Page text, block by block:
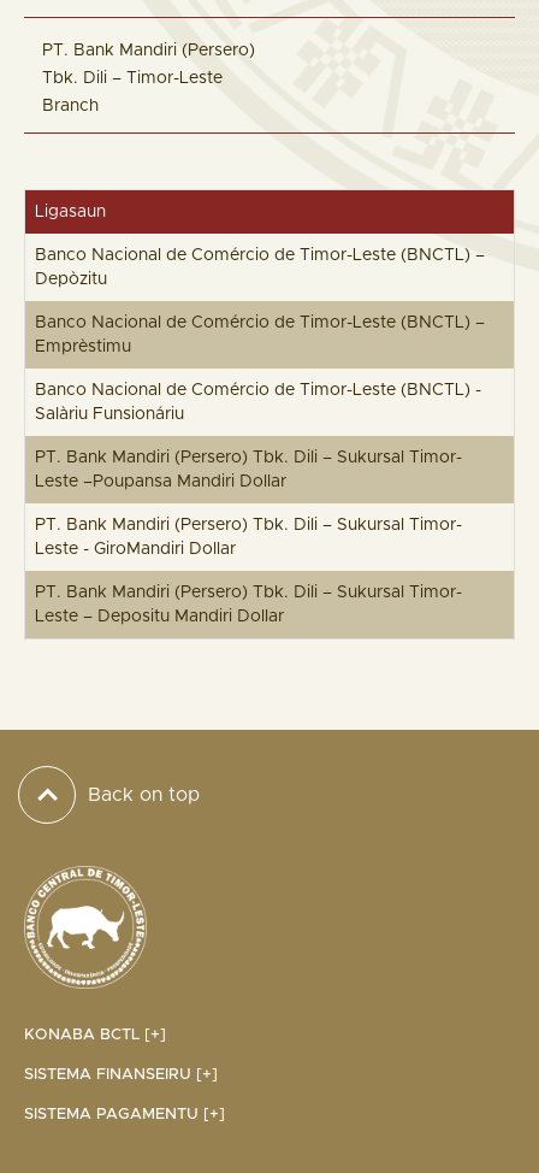
PT. Bank Mandiri (Persero)
Tbk. Dili – Timor-Leste
Branch
Ligasaun
Banco Nacional de Comércio de Timor-Leste (BNCTL) –
Depòzitu
Banco Nacional de Comércio de Timor-Leste (BNCTL) –
Emprèstimu
Banco Nacional de Comércio de Timor-Leste (BNCTL) -
Salàriu Funsionáriu
PT. Bank Mandiri (Persero) Tbk. Dili – Sukursal Timor-
Leste –Poupansa Mandiri Dollar
PT. Bank Mandiri (Persero) Tbk. Dili – Sukursal Timor-
Leste - GiroMandiri Dollar
PT. Bank Mandiri (Persero) Tbk. Dili – Sukursal Timor-
Leste – Depositu Mandiri Dollar
Back on top
KONABA BCTL [+]
SISTEMA FINANSEIRU [+]
SISTEMA PAGAMENTU [+]